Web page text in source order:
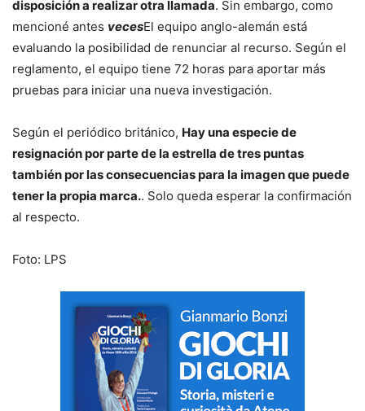
disposición a realizar otra llamada. Sin embargo, como
mencioné antes vecesEl equipo anglo-alemán está
evaluando la posibilidad de renunciar al recurso. Según el
reglamento, el equipo tiene 72 horas para aportar más
pruebas para iniciar una nueva investigación.
Según el periódico británico, Hay una especie de
resignación por parte de la estrella de tres puntas
también por las consecuencias para la imagen que puede
tener la propia marca.. Solo queda esperar la confirmación
al respecto.
Foto: LPS